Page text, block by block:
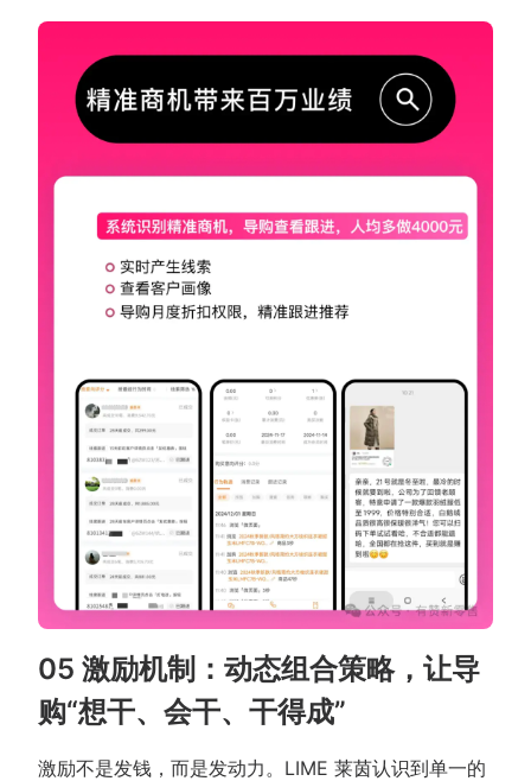
05 激励机制：动态组合策略，让导
购“想干、会干、干得成”
激励不是发钱，而是发动力。LIME 莱茵认识到单一的